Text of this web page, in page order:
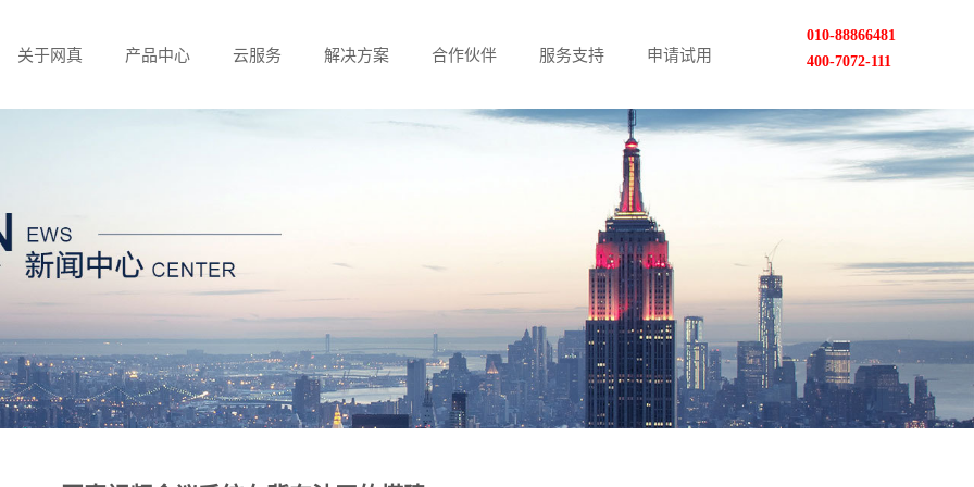
010-88866481
400-7072-111
关于网真 产品中心 云服务 解决方案 合作伙伴 服务支持 申请试用